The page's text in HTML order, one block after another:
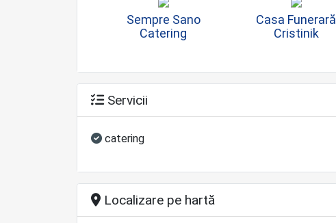
Sempre Sano
Catering
Casa Funerară
Cristinik
Servicii
catering
Localizare pe hartă